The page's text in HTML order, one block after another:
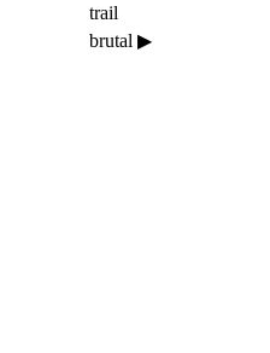
trail
brutal ▶